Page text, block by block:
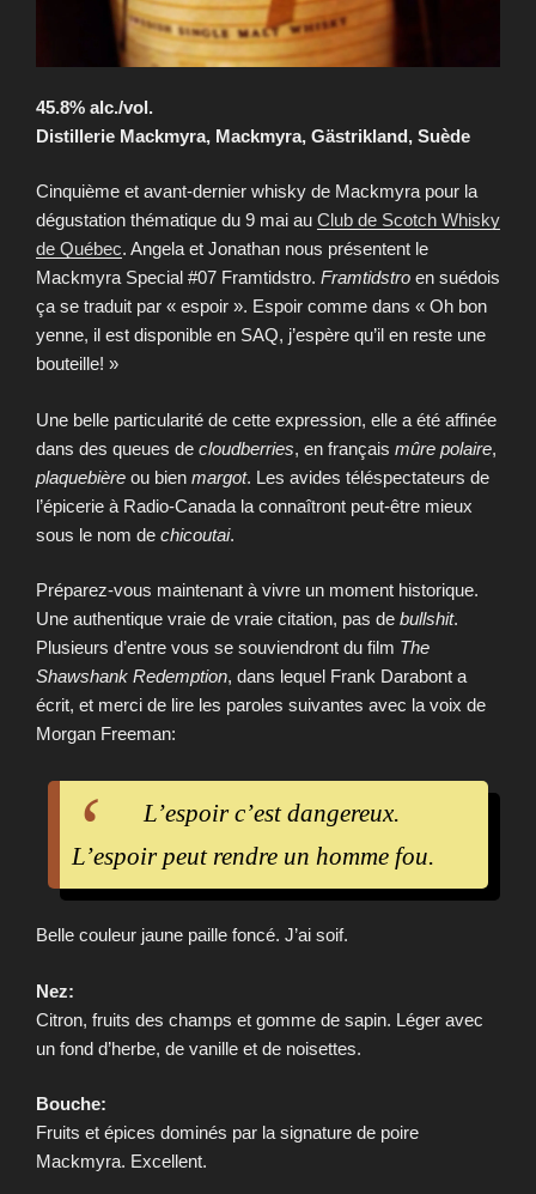
45.8% alc./vol.
Distillerie Mackmyra, Mackmyra, Gästrikland, Suède
Cinquième et avant-dernier whisky de Mackmyra pour la
dégustation thématique du 9 mai au Club de Scotch Whisky
de Québec. Angela et Jonathan nous présentent le
Mackmyra Special #07 Framtidstro. Framtidstro en suédois
ça se traduit par « espoir ». Espoir comme dans « Oh bon
yenne, il est disponible en SAQ, j’espère qu’il en reste une
bouteille! »
Une belle particularité de cette expression, elle a été affinée
dans des queues de cloudberries, en français mûre polaire,
plaquebière ou bien margot. Les avides téléspectateurs de
l’épicerie à Radio-Canada la connaîtront peut-être mieux
sous le nom de chicoutai.
Préparez-vous maintenant à vivre un moment historique.
Une authentique vraie de vraie citation, pas de bullshit.
Plusieurs d’entre vous se souviendront du film The
Shawshank Redemption, dans lequel Frank Darabont a
écrit, et merci de lire les paroles suivantes avec la voix de
Morgan Freeman:
L’espoir c’est dangereux.
L’espoir peut rendre un homme fou.
Belle couleur jaune paille foncé. J’ai soif.
Nez:
Citron, fruits des champs et gomme de sapin. Léger avec
un fond d’herbe, de vanille et de noisettes.
Bouche:
Fruits et épices dominés par la signature de poire
Mackmyra. Excellent.